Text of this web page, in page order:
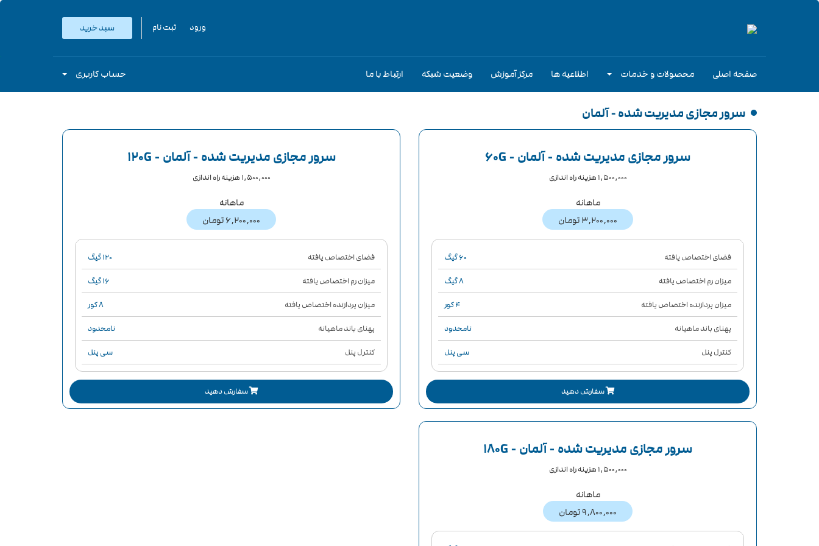
ورود ثبت نام سبد خرید
صفحه اصلی محصولات و خدمات اطلاعیه ها مرکز آموزش وضعیت شبکه ارتباط با ما حساب کاربری
سرور مجازی مدیریت شده - آلمان
سرور مجازی مدیریت شده - آلمان - 60G
فضای اختصاص یافته ۶۰ گیگ
میزان رم اختصاص یافته ۸ گیگ
میزان پردازنده اختصاص یافته ۴ کور
پهنای باند ماهیانه نامحدود‌
کنترل پنل سی پنل
3,200,000 تومان
ماهانه
1,500,000 هزینه راه اندازی
سفارش دهید
سرور مجازی مدیریت شده - آلمان - 120G
فضای اختصاص یافته 120 گیگ
میزان رم اختصاص یافته 16 گیگ
میزان پردازنده اختصاص یافته 8 کور
پهنای باند ماهیانه نامحدود‌
کنترل پنل سی پنل
6,200,000 تومان
ماهانه
1,500,000 هزینه راه اندازی
سفارش دهید
سرور مجازی مدیریت شده - آلمان - 180G
9,800,000 تومان
ماهانه
1,500,000 هزینه راه اندازی